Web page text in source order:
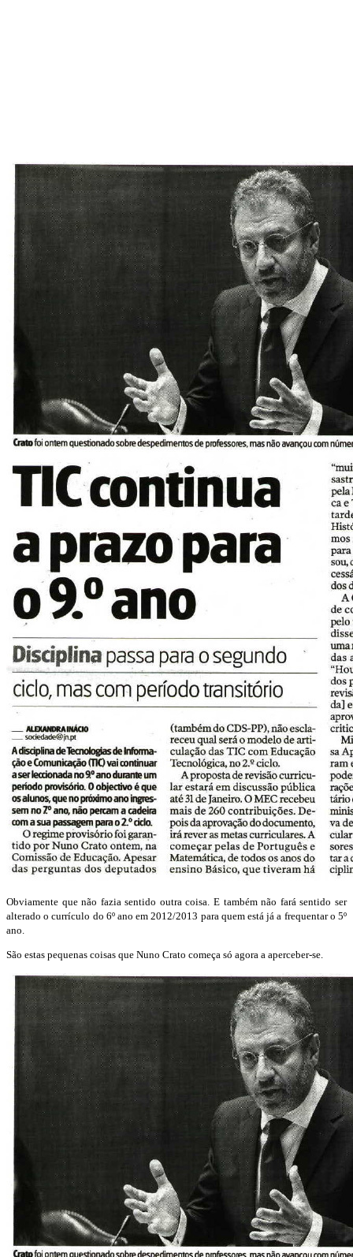
Obviamente que não fazia sentido outra coisa. E também não fará sentido ser
alterado o currículo do 6º ano em 2012/2013 para quem está já a frequentar o 5º
ano.
São estas pequenas coisas que Nuno Crato começa só agora a aperceber-se.